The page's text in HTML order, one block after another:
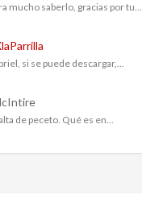
mucho saberlo, gracias por tu...
si se puede descargar,...
de peceto. Qué es en...